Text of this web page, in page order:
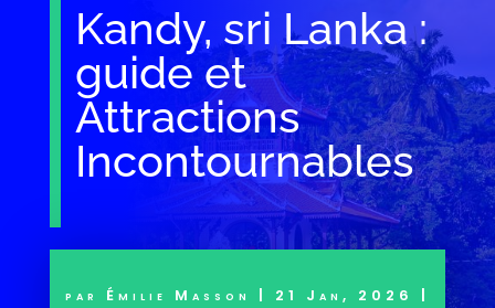
Kandy, sri Lanka :
guide et
Attractions
Incontournables
par Émilie Masson | 21 Jan, 2026
|